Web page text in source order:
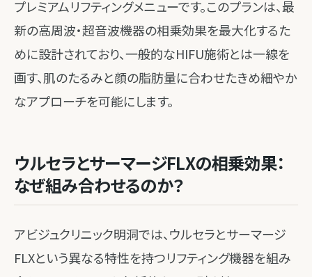
プレミアムリフティングメニューです。このプランは、最
新の高周波・超音波機器の相乗効果を最大化するた
めに設計されており、一般的なHIFU施術とは一線を
画す、肌のたるみと顔の脂肪量に合わせたきめ細やか
なアプローチを可能にします。
ウルセラとサーマージFLXの相乗効果：
なぜ組み合わせるのか？
アビジュクリニック明洞では、ウルセラとサーマージ
FLXという異なる特性を持つリフティング機器を組み